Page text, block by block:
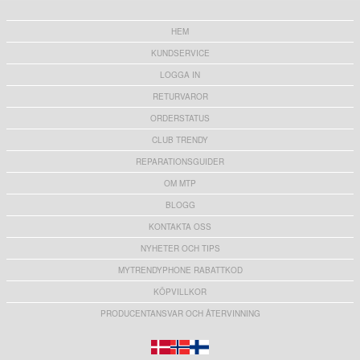
HEM
KUNDSERVICE
LOGGA IN
RETURVAROR
ORDERSTATUS
CLUB TRENDY
REPARATIONSGUIDER
OM MTP
BLOGG
KONTAKTA OSS
NYHETER OCH TIPS
MYTRENDYPHONE RABATTKOD
KÖPVILLKOR
PRODUCENTANSVAR OCH ÅTERVINNING